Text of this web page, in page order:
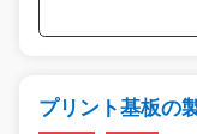
プリント基板の